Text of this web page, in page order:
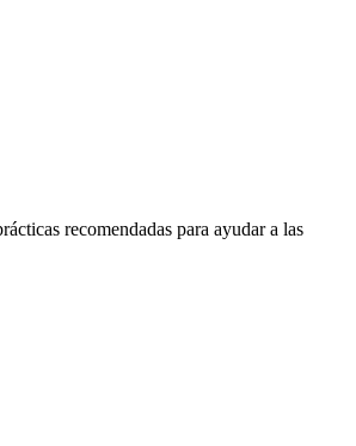
recomendadas para ayudar a las